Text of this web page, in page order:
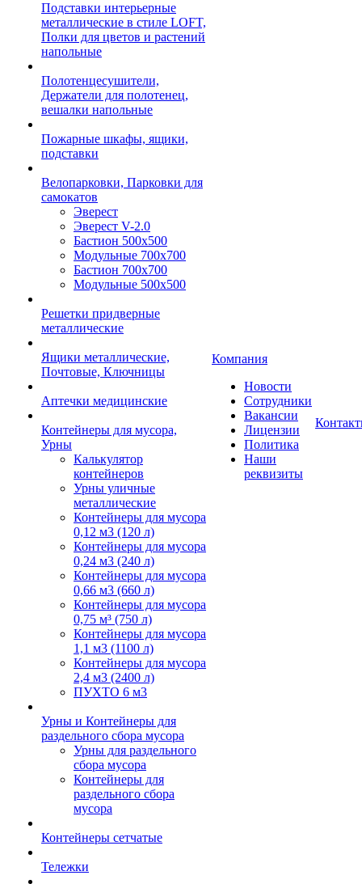
Подставки интерьерные
металлические в стиле LOFT,
Полки для цветов и растений
напольные
Полотенцесушители,
Держатели для полотенец,
вешалки напольные
Пожарные шкафы, ящики,
подставки
Велопарковки, Парковки для
самокатов
Эверест
Эверест V-2.0
Бастион 500х500
Модульные 700х700
Бастион 700х700
Модульные 500х500
Решетки придверные
металлические
Ящики металлические,
Почтовые, Ключницы
Аптечки медицинские
Контейнеры для мусора,
Урны
Калькулятор
контейнеров
Урны уличные
металлические
Контейнеры для мусора
0,12 м3 (120 л)
Контейнеры для мусора
0,24 м3 (240 л)
Контейнеры для мусора
0,66 м3 (660 л)
Контейнеры для мусора
0,75 м³ (750 л)
Контейнеры для мусора
1,1 м3 (1100 л)
Контейнеры для мусора
2,4 м3 (2400 л)
ПУХТО 6 м3
Урны и Контейнеры для
раздельного сбора мусора
Урны для раздельного
сбора мусора
Контейнеры для
раздельного сбора
мусора
Контейнеры сетчатые
Тележки
Компания
Новости
Сотрудники
Вакансии
Лицензии
Политика
Наши
реквизиты